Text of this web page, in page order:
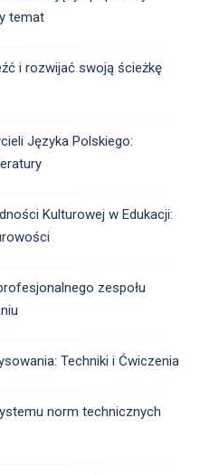
temat
i rozwijać swoją ścieżkę
Języka Polskiego:
Kulturowej w Edukacji:
zespołu
Techniki i Ćwiczenia
norm technicznych